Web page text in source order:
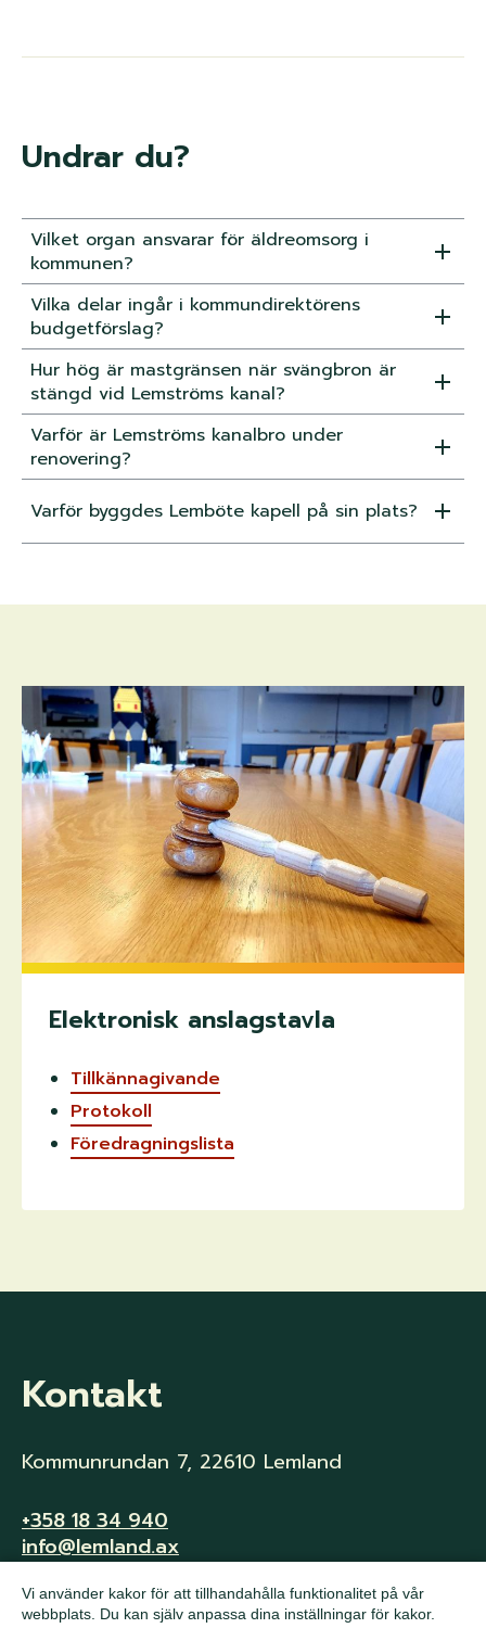
Vi använder kakor för att tillhandahålla funktionalitet på vår
webbplats. Du kan själv anpassa dina inställningar för kakor.
Undrar du?
Vilket organ ansvarar för äldreomsorg i
kommunen?
Vilka delar ingår i kommundirektörens
budgetförslag?
Hur hög är mastgränsen när svängbron är
stängd vid Lemströms kanal?
Varför är Lemströms kanalbro under
renovering?
Varför byggdes Lemböte kapell på sin plats?
Elektronisk anslagstavla
Tillkännagivande
Protokoll
Föredragningslista
Kontakt
Kommunrundan 7, 22610 Lemland
+358 18 34 940
info@lemland.ax
Följ oss på Facebook